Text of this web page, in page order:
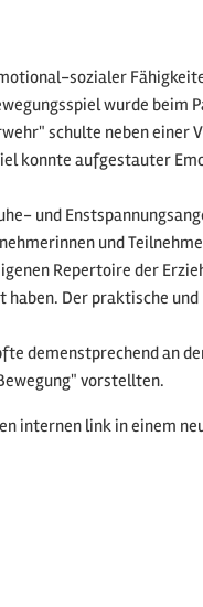
sozialer
wurde
schulte neben
konnte aufgestauter
und
und
Repertoire der
Der praktische
demenstprechend an
vorstellten.
internen link in einem